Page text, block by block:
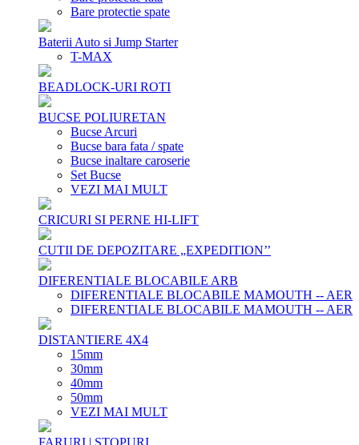
Bare protectie spate
Baterii Auto si Jump Starter
T-MAX
BEADLOCK-URI ROTI
BUCSE POLIURETAN
Bucse Arcuri
Bucse bara fata / spate
Bucse inaltare caroserie
Set Bucse
VEZI MAI MULT
CRICURI SI PERNE HI-LIFT
CUTII DE DEPOZITARE „EXPEDITION’’
DIFERENTIALE BLOCABILE ARB
DIFERENTIALE BLOCABILE MAMOUTH -- AER
DIFERENTIALE BLOCABILE MAMOUTH -- AER
DISTANTIERE 4X4
15mm
30mm
40mm
50mm
VEZI MAI MULT
FARURI | STOPURI